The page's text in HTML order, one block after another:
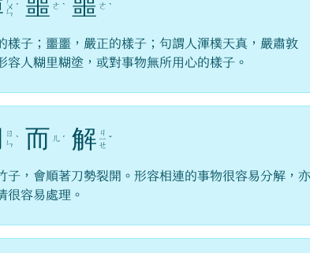
ㄨ
ㄣ
ˊ 噩 ㄜ ˋ 噩 ㄜ ˋ
樣子；噩噩，嚴正的樣子；句謂人渾樸天真，嚴肅敦
容人糊里糊塗，或對事物無所用心的樣子。
ㄖ
ㄣ ˋ 而 ㄦ ˊ 解 ㄐ
ㄧ
ㄝ
ˇ
子，會順著刀勢裂開。形容相連的事物很容易分解，
很容易處理。